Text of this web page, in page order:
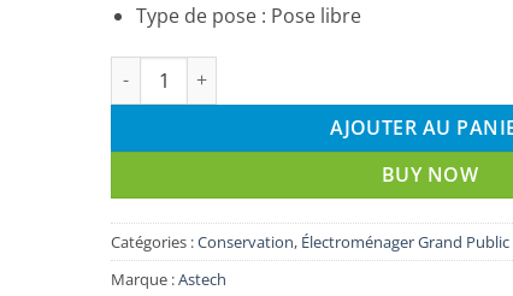
Type de pose : Pose libre
quantité de Réfrigérateur Astech Combiné 3
AJOUTER AU
BUY NOW
Catégories :Conservation, Électroménager Grand Public
Marque :Astech